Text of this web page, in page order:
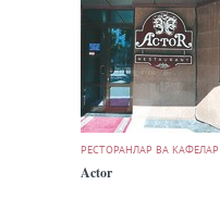
РЕСТОРАНЛАР ВА КАФЕЛАР
Actor